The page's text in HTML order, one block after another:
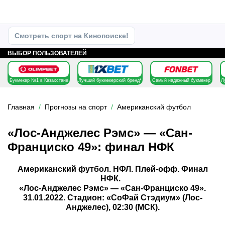
Смотреть спорт на Кинопоиске!
ВЫБОР ПОЛЬЗОВАТЕЛЕЙ
Букмекер №1 в Казахстане Лучший букмекерский бренд* Самый надежный букмекер
Главная Прогнозы на спорт Американский футбол
«Лос-Анджелес Рэмс» — «Сан-
Франциско 49»: финал НФК
Американский футбол. НФЛ. Плей-офф. Финал
НФК.
«Лос-Анджелес Рэмс» — «Сан-Франциско 49».
31.01.2022. Стадион: «СоФай Стэдиум» (Лос-
Анджелес), 02:30 (МСК).